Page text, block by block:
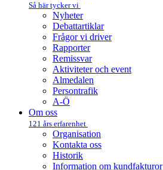
Så här tycker vi
Nyheter
Debattartiklar
Frågor vi driver
Rapporter
Remissvar
Aktiviteter och event
Almedalen
Persontrafik
A-Ö
Om oss
121 års erfarenhet
Organisation
Kontakta oss
Historik
Information om kundfakturor